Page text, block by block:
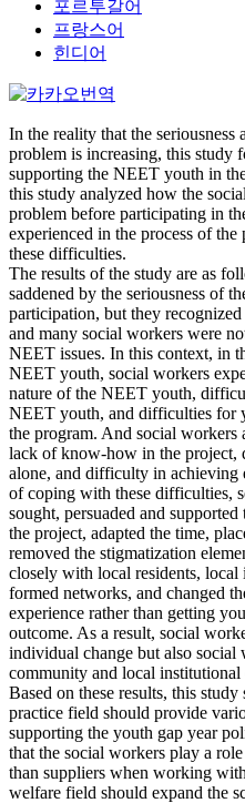
포르투갈어
프랑스어
힌디어
In the reality that the seriousness
problem is increasing, this study
supporting the NEET youth in
this study analyzed how the
problem before participating in
experienced in the process of
these difficulties.
The results of the study are as
saddened by the seriousness of
participation, but they
and many social workers were
NEET issues. In this context, in
NEET youth, social workers
nature of the NEET youth,
NEET youth, and difficulties for
the program. And social workers
lack of know-how in the project,
alone, and difficulty in achieving
of coping with these difficulties,
sought, persuaded and
the project, adapted the time,
removed the stigmatization
closely with local residents,
formed networks, and changed
experience rather than getting
outcome. As a result, social
individual change but also social
community and local institutional
Based on these results, this
practice field should provide
supporting the youth gap year
that the social workers play a
than suppliers when working
welfare field should expand the